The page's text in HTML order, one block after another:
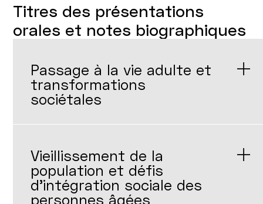
Titres des présentations
orales et notes biographiques
Passage à la vie adulte et
transformations
sociétales
Vieillissement de la
population et défis
d'intégration sociale des
personnes âgées